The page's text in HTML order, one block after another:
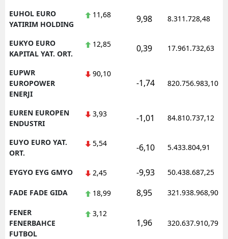
EUHOL EURO
YATIRIM HOLDING
11,68 9,98 8.311.728,48
EUKYO EURO
KAPITAL YAT. ORT.
12,85 0,39 17.961.732,63
EUPWR
EUROPOWER
ENERJI
90,10
-1,74 820.756.983,10
EUREN EUROPEN
ENDUSTRI
3,93 -1,01 84.810.737,12
EUYO EURO YAT.
ORT.
5,54 -6,10 5.433.804,91
EYGYO EYG GMYO 2,45 -9,93 50.438.687,25
FADE FADE GIDA 18,99 8,95 321.938.968,90
FENER
FENERBAHCE
FUTBOL
3,12
1,96 320.637.910,79